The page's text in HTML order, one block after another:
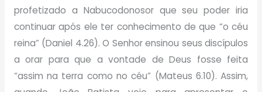
profetizado a Nabucodonosor que seu poder iria
continuar após ele ter conhecimento de que “o céu
reina” (Daniel 4.26). O Senhor ensinou seus discípulos
a orar para que a vontade de Deus fosse feita
“assim na terra como no céu” (Mateus 6.10). Assim,